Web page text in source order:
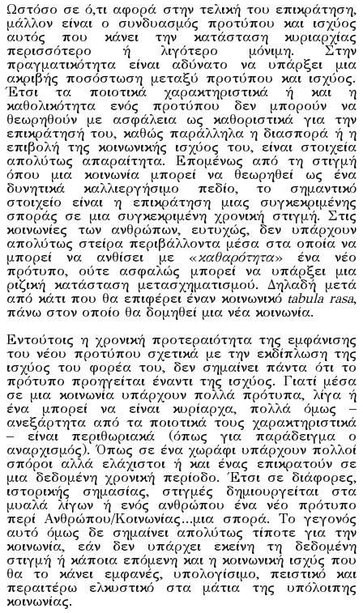
Ωστόσο σε ό,τι αφορά στην τελική του επικράτηση,
μάλλον είναι ο συνδυασμός προτύπου και ισχύος
αυτός που κάνει την κατάσταση κυριαρχίας
περισσότερο ή λιγότερο μόνιμη. Στην
πραγματικότητα είναι αδύνατο να υπάρξει μια
ακριβής ποσόστωση μεταξύ προτύπου και ισχύος.
Έτσι τα ποιοτικά χαρακτηριστικά ή και η
καθολικότητα ενός προτύπου δεν μπορούν να
θεωρηθούν με ασφάλεια ως καθοριστικά για την
επικράτησή του, καθώς παράλληλα η διασπορά ή η
επιβολή της κοινωνικής ισχύος του, είναι στοιχεία
απολύτως απαραίτητα. Επομένως από τη στιγμή
όπου μια κοινωνία μπορεί να θεωρηθεί ως ένα
δυνητικά καλλιεργήσιμο πεδίο, το σημαντικό
στοιχείο είναι η επικράτηση μιας συγκεκριμένης
σποράς σε μια συγκεκριμένη χρονική στιγμή. Στις
κοινωνίες των ανθρώπων, ευτυχώς, δεν υπάρχουν
απολύτως στείρα περιβάλλοντα μέσα στα οποία να
μπορεί να ανθίσει με «καθαρότητα» ένα νέο
πρότυπο, ούτε ασφαλώς μπορεί να υπάρξει μια
ριζική κατάσταση μετασχηματισμού. Δηλαδή μετά
από κάτι που θα επιφέρει έναν κοινωνικό tabula rasa,
πάνω στον οποίο θα δομηθεί μια νέα κοινωνία.
Εντούτοις η χρονική προτεραιότητα της εμφάνισης
του νέου προτύπου σχετικά με την εκδίπλωση της
ισχύος του φορέα του, δεν σημαίνει πάντα ότι το
πρότυπο προηγείται έναντι της ισχύος. Γιατί μέσα
σε μια κοινωνία υπάρχουν πολλά πρότυπα, λίγα ή
ένα μπορεί να είναι κυρίαρχα, πολλά όμως –
ανεξάρτητα από τα ποιοτικά τους χαρακτηριστικά
– είναι περιθωριακά (όπως για παράδειγμα ο
αναρχισμός). Όπως σε ένα χωράφι υπάρχουν πολλοί
σπόροι αλλά ελάχιστοι ή και ένας επικρατούν σε
μια δεδομένη χρονική περίοδο. Έτσι σε διάφορες,
ιστορικής σημασίας, στιγμές δημιουργείται στα
μυαλά λίγων ή ενός ανθρώπου ένα νέο πρότυπο
περί Ανθρώπου/Κοινωνίας…μια σπορά. Το γεγονός
αυτό όμως δε σημαίνει απολύτως τίποτε για την
κοινωνία, εάν δεν υπάρχει εκείνη τη δεδομένη
στιγμή ή κάποια επόμενη και η κοινωνική ισχύς που
θα το κάνει εμφανές, υπολογίσιμο, πειστικό και
περαιτέρω ελκυστικό στα μάτια της υπόλοιπης
κοινωνίας.